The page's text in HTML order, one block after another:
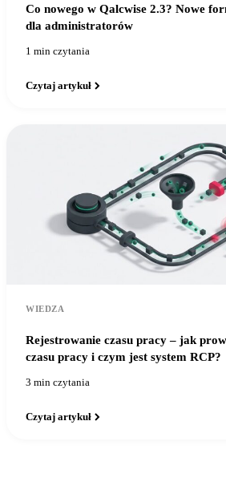
Co nowego w Qalcwise 2.3? Nowe
dla administratorów
1 min czytania
Czytaj artykuł
WIEDZA
Rejestrowanie czasu pracy – jak
czasu pracy i czym jest system RCP?
3 min czytania
Czytaj artykuł